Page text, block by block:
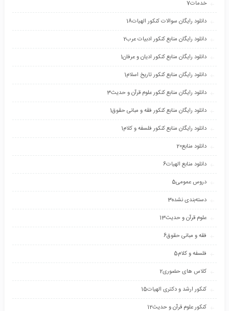
خدمات7
دانلود رایگان سوالات کنکور الهیات18
دانلود رایگان منابع کنکور ادبیات عرب2
دانلود رایگان منابع کنکور ادیان و عرفان1
دانلود رایگان منابع کنکور تاریخ اسلام1
دانلود رایگان منابع کنکور علوم قرآن و حدیث3
دانلود رایگان منابع کنکور فقه و مبانی حقوق1
دانلود رایگان منابع کنکور فلسفه و کلام1
دانلود منابع20
دانلود منابع الهیات6
دروس عمومی5
دسته‌بندی نشده3
علوم قرآن و حدیث13
فقه و مبانی حقوق6
فلسفه و کلام5
کلاس های حضوری2
کنکور ارشد و دکتری الهیات15
کنکور علوم قرآن و حدیث12